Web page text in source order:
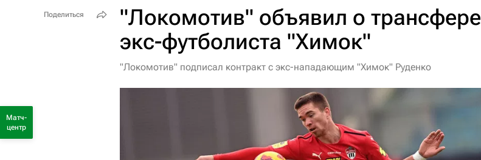
"Локомотив" объявил о трансфере
экс-футболиста "Химок"
"Локомотив" подписал контракт с экс-нападающим "Химок" Руденко
Поделиться
Матч-
центр